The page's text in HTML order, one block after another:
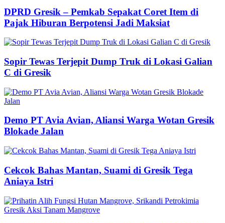
DPRD Gresik – Pemkab Sepakat Coret Item di
Pajak Hiburan Berpotensi Jadi Maksiat
Sopir Tewas Terjepit Dump Truk di Lokasi Galian
C di Gresik
Demo PT Avia Avian, Aliansi Warga Wotan Gresik
Blokade Jalan
Cekcok Bahas Mantan, Suami di Gresik Tega
Aniaya Istri